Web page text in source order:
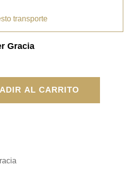
transporte
Gracia
AL CARRITO